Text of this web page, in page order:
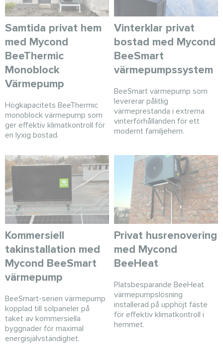
Samtida privat hem
med Mycond
BeeThermic
Monoblock
Värmepump
Högkapacitets BeeThermic
monoblock värmepump som
ger effektiv klimatkontroll för
en lyxig bostad.
Vinterklar privat
bostad med Mycond
BeeSmart
värmepumpssystem
BeeSmart värmepump som
levererar pålitlig
värmeprestanda i extrema
vinterförhållanden för ett
modernt familjehem.
Kommersiell
takinstallation med
Mycond BeeSmart
värmepump
BeeSmart-serien värmepump
kopplad till solpaneler på
taket av kommersiella
byggnader för maximal
energisjälvständighet.
Privat husrenovering
med Mycond
BeeHeat
Platsbesparande BeeHeat
värmepumpslösning
installerad på upphöjt fäste
för effektiv klimatkontroll i
hemmet.